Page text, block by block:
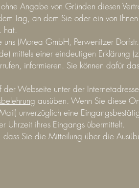
Angabe von Gründen diesen
Tag, an dem Sie oder ein von
hat.
uns (Morea GmbH, Perwenitzer
) mittels einer eindeutigen Erklärung
informieren. Sie können dafür
Webseite unter der Internetadresse
ausüben. Wenn Sie diese
unverzüglich eine
Uhrzeit ihres Eingangs übermittelt.
Sie die Mitteilung über die